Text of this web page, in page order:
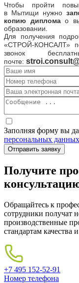
Чтобы пройти
в Мытищи нужно
копию дипломао
образовании.
Для получения
«СТРОЙ-КОНСАЛТ»
звонок
почте:
Заполняя форму вы
персональных данных
Получите
Обращайтесь к
сотрудники получат
производственные
стандартам
+7 495 152-52-91
Номер телефона